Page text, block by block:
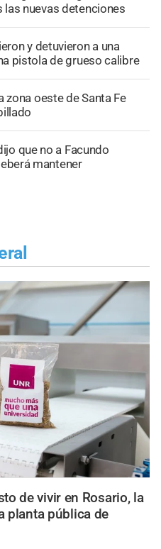
nuevas detenciones
y detuvieron a una
pistola de grueso calibre
zona oeste de Santa Fe
que no a Facundo
mantener
de vivir en Rosario, la
planta pública de